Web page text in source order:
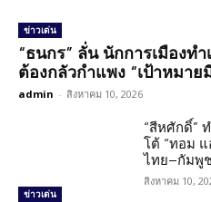
ข่าวเด่น
“ธนกร” ลั่น นักการเมืองท
ต้องกลัวกำแพง “เป้าหมาย
admin - สิงหาคม 10, 2026
ข่าวเด่น
“สีหศักดิ์”
โต้ “ทอม
ไทย–กัมพู
สิงหาคม 10,